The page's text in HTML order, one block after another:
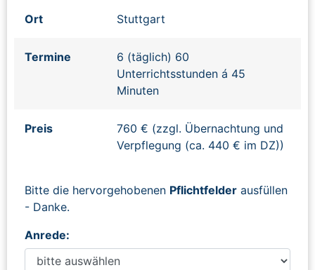
Ort Stuttgart
Termine
6 (täglich) 60
Unterrichtsstunden á 45
Minuten
Preis
760 € (zzgl. Übernachtung und
Verpflegung (ca. 440 € im DZ))
Bitte die hervorgehobenen Pflichtfelder ausfüllen
- Danke.
Anrede: